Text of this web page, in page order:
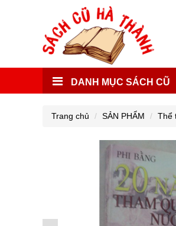
DANH MỤC SÁCH CŨ
Trang chủ SẢN PHẨM Thể